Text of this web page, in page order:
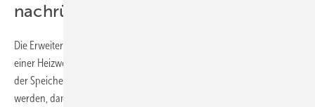
nachrüsten
Die Erweiterung von Bestandsystemen um einen Vorratsbehälter mit
einer Heizwendel und der Ladepumpe ist möglich. Auf die Begrenzung
der Speichertemperatur auf zirka 65 Grad Celsius sollte geachtet
werden, damit die Warmwassertemperatur gehalten wird. Alternativ